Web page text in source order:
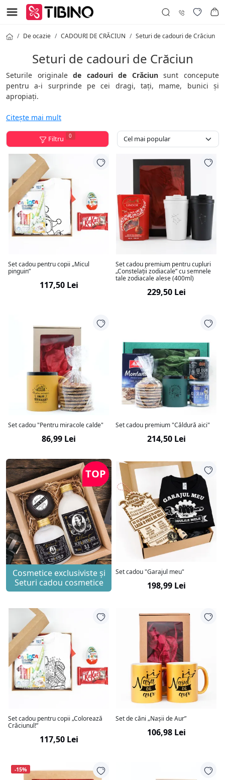
De ocazie CADOURI DE CRĂCIUN Seturi de cadouri de Crăciun
Seturi de cadouri de Crăciun
Seturile originalede cadouri de Crăciunsunt concepute
pentru a-i surprinde pe cei dragi, tați, mame, bunici și
apropiați.
În această categorie, veți găsi seturile noastre selectate cu
produse de Crăciun. Veți găsi toate seturile noastre oferite în
categoria:Seturi cadou
Seturile cadou
trebui să vă faceți griji cu privire la cadou sau la ambalaj!
Omiteți grijile de sărbători și lăsați-ne pe noi să ne ocupăm de
tot!
Citește mai mult
Filtru 0
Set cadou pentru copii „Micul
pinguin”
117,50 Lei
Set cadou premium pentru cupluri
„Constelații zodiacale” cu semnele
tale zodiacale alese (400ml)
229,50 Lei
Set cadou "Pentru miracole calde"
86,99 Lei
Set cadou premium "Căldură aici"
214,50 Lei
TOP
Cosmetice exclusiviste și
Seturi cadou cosmetice
Set cadou "Garajul meu"
198,99 Lei
Set cadou pentru copii „Colorează
Crăciunul!”
117,50 Lei
Set de căni „Nașii de Aur”
106,98 Lei
-15%